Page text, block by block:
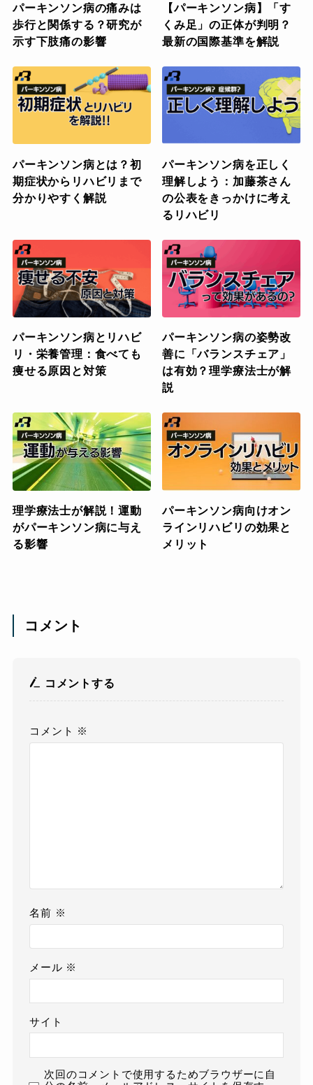
パーキンソン病の痛みは
歩行と関係する？研究が
示す下肢痛の影響
【パーキンソン病】「す
くみ足」の正体が判明？
最新の国際基準を解説
パーキンソン病とは？初
期症状からリハビリまで
分かりやすく解説
パーキンソン病を正しく
理解しよう：加藤茶さん
の公表をきっかけに考え
るリハビリ
パーキンソン病とリハビ
リ・栄養管理：食べても
痩せる原因と対策
パーキンソン病の姿勢改
善に「バランスチェア」
は有効？理学療法士が解
説
理学療法士が解説！運動
がパーキンソン病に与え
る影響
パーキンソン病向けオン
ラインリハビリの効果と
メリット
コメント
コメントする
コメント ※
名前 ※
メール ※
サイト
次回のコメントで使用するためブラウザーに自